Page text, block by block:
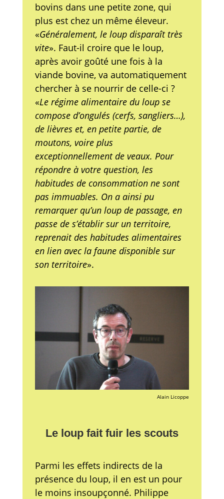
bovins dans une petite zone, qui
plus est chez un même éleveur.
«Généralement, le loup disparaît très
vite». Faut-il croire que le loup,
après avoir goûté une fois à la
viande bovine, va automatiquement
chercher à se nourrir de celle-ci ?
«Le régime alimentaire du loup se
compose d’ongulés (cerfs, sangliers…),
de lièvres et, en petite partie, de
moutons, voire plus
exceptionnellement de veaux. Pour
répondre à votre question, les
habitudes de consommation ne sont
pas immuables. On a ainsi pu
remarquer qu’un loup de passage, en
passe de s’établir sur un territoire,
reprenait des habitudes alimentaires
en lien avec la faune disponible sur
son territoire».
Alain Licoppe
Le loup fait fuir les scouts
Parmi les effets indirects de la
présence du loup, il en est un pour
le moins insoupçonné. Philippe